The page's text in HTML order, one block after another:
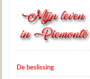
De beslissing